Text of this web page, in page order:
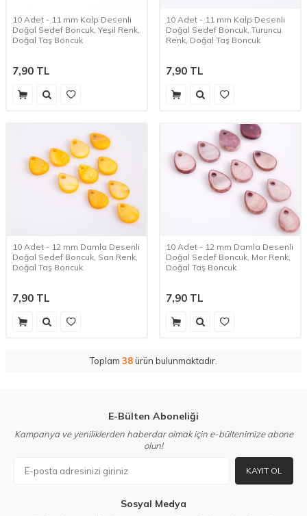
10 Adet - 11 mm Kalp Desenli
Doğal Sedef Boncuk, Yeşil Renk,
Doğal Taş Boncuk
7,90 TL
10 Adet - 11 mm Kalp Desenli
Doğal Sedef Boncuk, Turuncu
Renk, Doğal Taş Boncuk
7,90 TL
10 Adet - 12 mm Damla Desenli
Doğal Sedef Boncuk, Sarı Renk,
Doğal Taş Boncuk
7,90 TL
10 Adet - 12 mm Damla Desenli
Doğal Sedef Boncuk, Mor Renk,
Doğal Taş Boncuk
7,90 TL
Toplam 38ürün bulunmaktadır.
E-Bülten Aboneliği
Kampanya ve yeniliklerden haberdar olmak için e-bültenimize abone
olun!
KAYIT OL
Sosyal Medya